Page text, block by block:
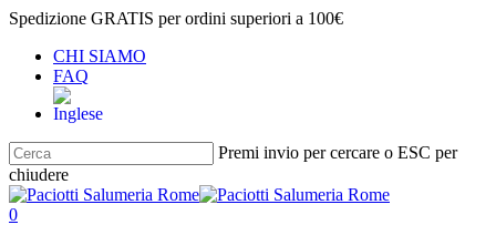
Salta
contenuto
principale
Spedizione GRATIS per ordini superiori a 100€
CHI SIAMO
FAQ
Premi invio per cercare o ESC per
chiudere
Chiudi
ricerca
cerca
account
0